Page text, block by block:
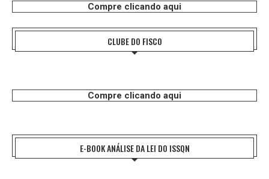
Compre clicando aqui
CLUBE DO FISCO
Compre clicando aqui
E-BOOK ANÁLISE DA LEI DO ISSQN